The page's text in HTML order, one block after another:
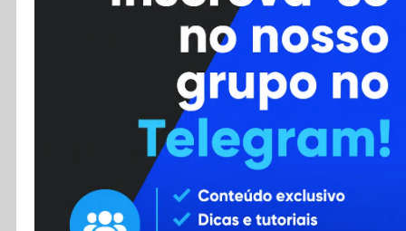
Enviar Dica